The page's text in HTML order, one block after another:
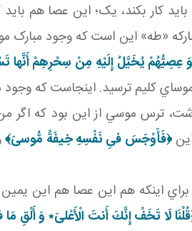
کار بکند، يک؛ اين عصا هم
عظيم درآوردند. آيه 66 سوره مبارکه «طه» اين است
وَ عِصِيُّهُمْ يُخَيَّلُ إِلَيْهِ مِنْ سِحْرِهِمْ أَنَّها
کليم ترسيد. اينجاست که
ترس موسي از اين بود که اگر
﴿فَأَوْجَسَ فىِ نَفْسِهِ خِيفَةً مُّوسىَ‏﴾
براي اينکه هم اين عصا هم اين
لَا تَخَفْ إِنَّكَ أَنتَ الْأَعْلىَ‏٭ وَ أَلْقِ